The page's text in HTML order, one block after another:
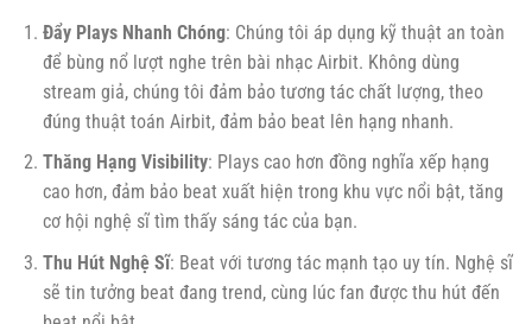
Đẩy Plays Nhanh Chóng: Chúng tôi áp dụng kỹ thuật an toàn
để bùng nổ lượt nghe trên bài nhạc Airbit. Không dùng
stream giả, chúng tôi đảm bảo tương tác chất lượng, theo
đúng thuật toán Airbit, đảm bảo beat lên hạng nhanh.
Thăng Hạng Visibility: Plays cao hơn đồng nghĩa xếp hạng
cao hơn, đảm bảo beat xuất hiện trong khu vực nổi bật, tăng
cơ hội nghệ sĩ tìm thấy sáng tác của bạn.
Thu Hút Nghệ Sĩ: Beat với tương tác mạnh tạo uy tín. Nghệ sĩ
sẽ tin tưởng beat đang trend, cùng lúc fan được thu hút đến